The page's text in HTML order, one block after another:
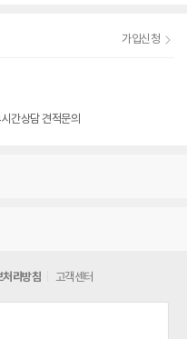
가입신청
간상담 견적문의
리방침 고객센터